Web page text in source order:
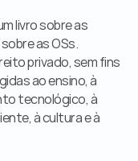
livro sobre as
as OSs.
privado, sem fins
ao ensino, à
tecnológico, à
à cultura e à